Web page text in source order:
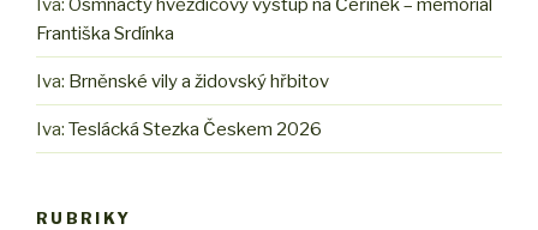
Iva: Osmnáctý hvězdicový výstup na Čeřínek – memoriál
Františka Srdínka
Iva: Brněnské vily a židovský hřbitov
Iva: Teslácká Stezka Českem 2026
RUBRIKY